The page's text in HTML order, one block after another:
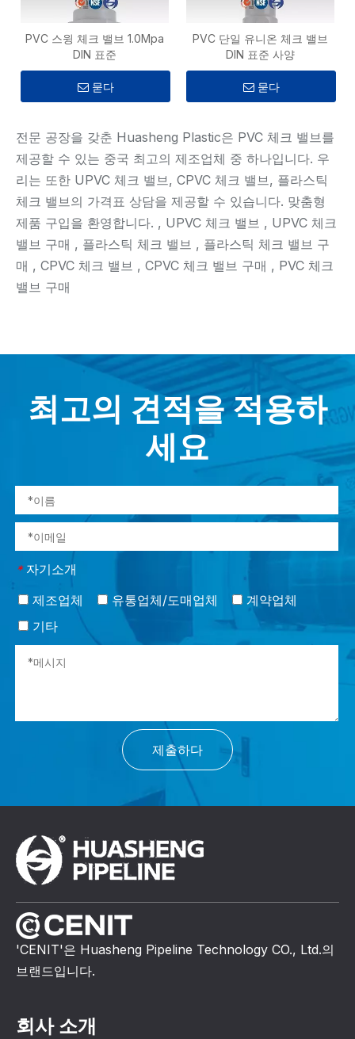
PVC 스윙 체크 밸브 1.0Mpa
DIN 표준
묻다
PVC 단일 유니온 체크 밸브
DIN 표준 사양
묻다
전문 공장을 갖춘 Huasheng Plastic은 PVC 체크 밸브를
제공할 수 있는 중국 최고의 제조업체 중 하나입니다. 우
리는 또한 UPVC 체크 밸브, CPVC 체크 밸브, 플라스틱
체크 밸브의 가격표 상담을 제공할 수 있습니다. 맞춤형
제품 구입을 환영합니다. , UPVC 체크 밸브 , UPVC 체크
밸브 구매 , 플라스틱 체크 밸브 , 플라스틱 체크 밸브 구
매 , CPVC 체크 밸브 , CPVC 체크 밸브 구매 , PVC 체크
밸브 구매
최고의 견적을 적용하
세요
* 자기소개
제조업체
유통업체/도매업체
계약업체
기타
제출하다
'CENIT'은 Huasheng Pipeline Technology CO., Ltd.의
브랜드입니다.
회사 소개